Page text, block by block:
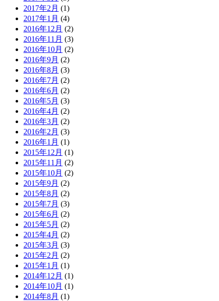
2017年2月 (1)
2017年1月 (4)
2016年12月 (2)
2016年11月 (3)
2016年10月 (2)
2016年9月 (2)
2016年8月 (3)
2016年7月 (2)
2016年6月 (2)
2016年5月 (3)
2016年4月 (2)
2016年3月 (2)
2016年2月 (3)
2016年1月 (1)
2015年12月 (1)
2015年11月 (2)
2015年10月 (2)
2015年9月 (2)
2015年8月 (2)
2015年7月 (3)
2015年6月 (2)
2015年5月 (2)
2015年4月 (2)
2015年3月 (3)
2015年2月 (2)
2015年1月 (1)
2014年12月 (1)
2014年10月 (1)
2014年8月 (1)